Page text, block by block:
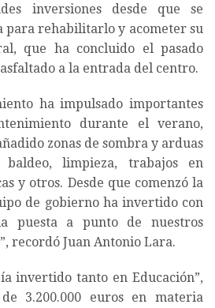
inversiones desde que se
rehabilitarlo y acometer su
que ha concluido el pasado
a la entrada del centro.
ha impulsado importantes
durante el verano,
zonas de sombra y arduas
limpieza, trabajos en
y otros. Desde que comenzó la
de gobierno ha invertido con
puesta a punto de nuestros
recordó Juan Antonio Lara.
invertido tanto en Educación”,
3.200.000 euros en materia